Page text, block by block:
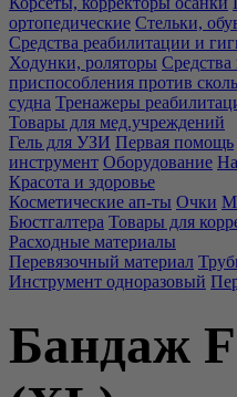
ортопедические Стельки,
Средства реабилитации и
Ходунки, роляторы
приспособления против
судна Тренажеры
Товары для мед.учреждений
Гель для УЗИ Первая помощь
инструмент Оборудование
Красота и здоровье
Косметические ап-ты Очки
Бюстгалтера Товары для
Расходные материалы
Перевязочный материал
Инструмент одноразовый
Бандаж